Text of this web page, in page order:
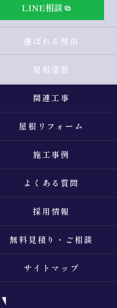
LINE相談
選ばれる理由
屋根塗装
関連工事
屋根リフォーム
施工事例
よくある質問
採用情報
無料見積り・ご相談
サイトマップ